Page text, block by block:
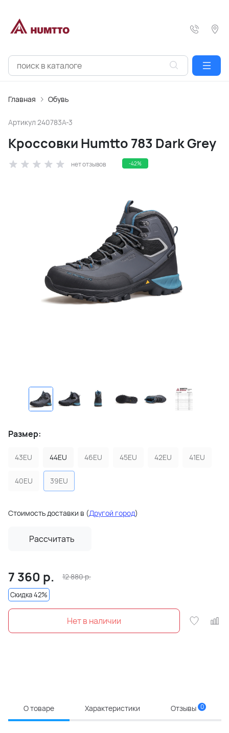
Главная Обувь
Артикул 240783A-3
Кроссовки Humtto 783 Dark Grey
нет отзывов -42%
Размер:
43EU 44EU 46EU 45EU 42EU 41EU
40EU 39EU
Стоимость доставки в (Другой город)
Рассчитать
7 360 р. 12 880р.
Скидка 42%
Нет в наличии
О товаре Характеристики Отзывы 0